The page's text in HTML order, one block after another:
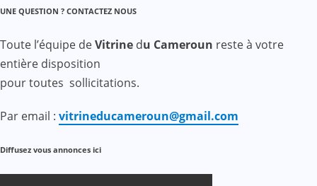
UNE QUESTION ? CONTACTEZ NOUS
Toute l’équipe deVitrine du Cameroun reste à votre
entière disposition
pour toutes sollicitations.
Par email : vitrineducameroun@gmail.com
Diffusez vous annonces ici